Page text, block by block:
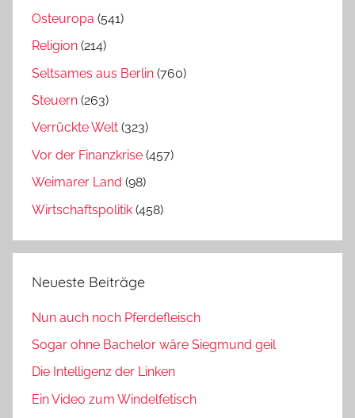
Osteuropa (541)
Religion (214)
Seltsames aus Berlin (760)
Steuern (263)
Verrückte Welt (323)
Vor der Finanzkrise (457)
Weimarer Land (98)
Wirtschaftspolitik (458)
Neueste Beiträge
Nun auch noch Pferdefleisch
Sogar ohne Bachelor wäre Siegmund geil
Die Intelligenz der Linken
Ein Video zum Windelfetisch